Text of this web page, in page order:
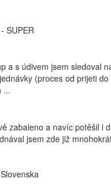
SUPER
a s údivem jsem sledoval
(proces od prijeti
...
zabaleno a navíc potěšil i
jsem zde již